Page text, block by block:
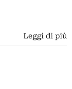
Leggi di più